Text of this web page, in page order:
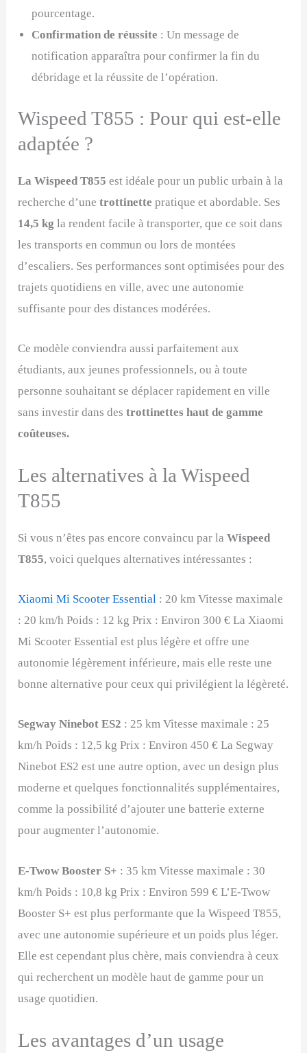
pourcentage.
Confirmation de réussite : Un message de
notification apparaîtra pour confirmer la fin du
débridage et la réussite de l’opération.
Wispeed T855 : Pour qui est-elle
adaptée ?
La Wispeed T855est idéale pour un public urbain à la
recherche d’unetrottinettepratique et abordable. Ses
14,5 kgla rendent facile à transporter, que ce soit dans
les transports en commun ou lors de montées
d’escaliers. Ses performances sont optimisées pour des
trajets quotidiens en ville, avec une autonomie
suffisante pour des distances modérées.
Ce modèle conviendra aussi parfaitement aux
étudiants, aux jeunes professionnels, ou à toute
personne souhaitant se déplacer rapidement en ville
sans investir dans des trottinettes haut de gamme
coûteuses.
Les alternatives à la Wispeed
T855
Si vous n’êtes pas encore convaincu par laWispeed
T855, voici quelques alternatives intéressantes :
Xiaomi Mi Scooter Essential : 20 km Vitesse maximale
: 20 km/h Poids : 12 kg Prix : Environ 300 € La Xiaomi
Mi Scooter Essential est plus légère et offre une
autonomie légèrement inférieure, mais elle reste une
bonne alternative pour ceux qui privilégient la légèreté.
Segway Ninebot ES2 : 25 km Vitesse maximale : 25
km/h Poids : 12,5 kg Prix : Environ 450 € La Segway
Ninebot ES2 est une autre option, avec un design plus
moderne et quelques fonctionnalités supplémentaires,
comme la possibilité d’ajouter une batterie externe
pour augmenter l’autonomie.
E-Twow Booster S+ : 35 km Vitesse maximale : 30
km/h Poids : 10,8 kg Prix : Environ 599 € L’E-Twow
Booster S+ est plus performante que la Wispeed T855,
avec une autonomie supérieure et un poids plus léger.
Elle est cependant plus chère, mais conviendra à ceux
qui recherchent un modèle haut de gamme pour un
usage quotidien.
Les avantages d’un usage